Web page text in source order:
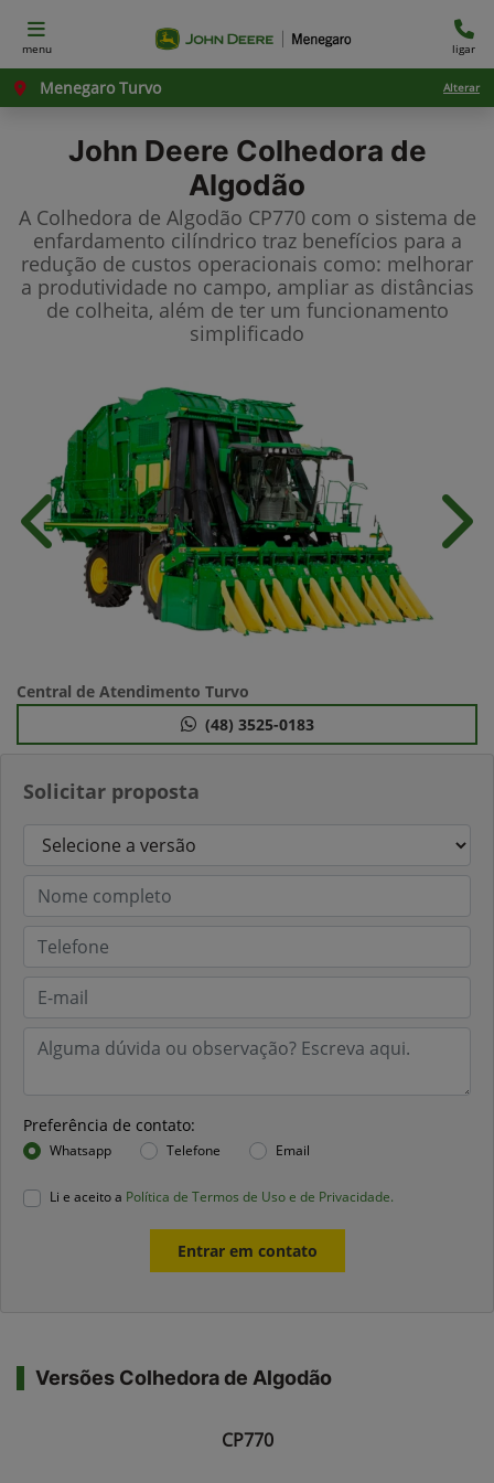
menu ligar
Menegaro Turvo Alterar
John Deere Colhedora de
Algodão
A Colhedora de Algodão CP770 com o sistema de
enfardamento cilíndrico traz benefícios para a
redução de custos operacionais como: melhorar
a produtividade no campo, ampliar as distâncias
de colheita, além de ter um funcionamento
simplificado
Solicitar proposta
Preferência de contato:
Whatsapp Telefone Email
Li e aceito a Política de Termos de Uso e de Privacidade.
Entrar em contato
Anterior
Central de Atendimento Turvo
(48) 3525-0183
Versões Colhedora de Algodão
CP770